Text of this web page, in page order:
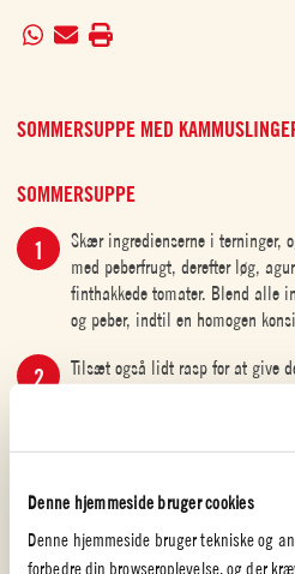
Denne hjemmeside bruger cookies
Denne hjemmeside bruger tekniske og
forbedre din browseroplevelse, og der
SOMMERSUPPE MED
SOMMERSUPPE
Skær ingredienserne i terninger,
med peberfrugt, derefter løg,
finthakkede tomater. Blend alle
og peber, indtil en homogen
Tilsæt også lidt rasp for at give
Kom i mellemtiden lidt olie i
Lad dem simre et par minutter, og gør
som serveres i glas.